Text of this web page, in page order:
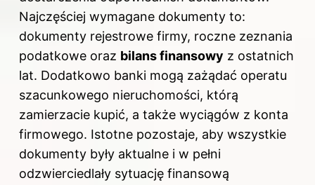
Najczęściej wymagane dokumenty to:
dokumenty rejestrowe firmy, roczne zeznania
podatkowe oraz bilans finansowy z ostatnich
lat. Dodatkowo banki mogą zażądać operatu
szacunkowego nieruchomości, którą
zamierzacie kupić, a także wyciągów z konta
firmowego. Istotne pozostaje, aby wszystkie
dokumenty były aktualne i w pełni
odzwierciedlały sytuację finansową